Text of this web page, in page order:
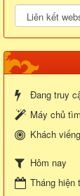
Đang truy
Máy chủ
Khách
Hôm nay
Tháng hiện